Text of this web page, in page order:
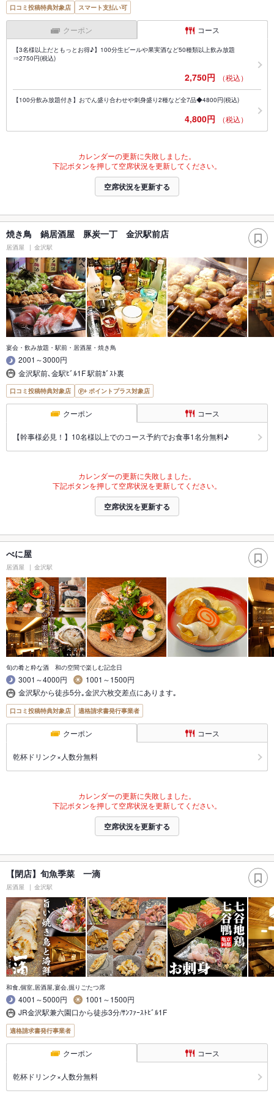
口コミ投稿特典対象店 スマート支払い可
クーポン コース
【3名様以上だともっとお得♪】100分生ビールや果実酒など50種類以上飲み放題
⇒2750円(税込)
2,750円 （税込）
【100分飲み放題付き】おでん盛り合わせや刺身盛り2種など全7品◆4800円(税込)
4,800円 （税込）
カレンダーの更新に失敗しました。
下記ボタンを押して空席状況を更新してください。
空席状況を更新する
焼き鳥 鍋居酒屋 豚炭一丁 金沢駅前店
居酒屋 金沢駅
宴会・飲み放題・駅前・居酒屋・焼き鳥
2001～3000円
金沢駅前､金駅ﾋﾞﾙ1F 駅前ｶﾞｽﾄ裏
口コミ投稿特典対象店 ポイントプラス対象店
クーポン コース
【幹事様必見！】10名様以上でのコース予約でお食事1名分無料♪
カレンダーの更新に失敗しました。
下記ボタンを押して空席状況を更新してください。
空席状況を更新する
べに屋
居酒屋 金沢駅
旬の肴と粋な酒 和の空間で楽しむ記念日
3001～4000円
1001～1500円
金沢駅から徒歩5分｡金沢六枚交差点にあります｡
口コミ投稿特典対象店 適格請求書発行事業者
クーポン コース
乾杯ドリンク×人数分無料
カレンダーの更新に失敗しました。
下記ボタンを押して空席状況を更新してください。
空席状況を更新する
【閉店】旬魚季菜 一滴
居酒屋 金沢駅
和食,個室,居酒屋,宴会,掘りごたつ席
4001～5000円
1001～1500円
JR金沢駅兼六園口から徒歩3分/ｻﾝﾌｧｰｽﾄﾋﾞﾙ1F
適格請求書発行事業者
クーポン コース
乾杯ドリンク×人数分無料